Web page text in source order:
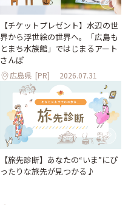
【チケットプレゼント】水辺の世
界から浮世絵の世界へ。「広島も
とまち水族館」ではじまるアート
さんぽ
広島県 [PR] 2026.07.31
【旅先診断】あなたの“いま”にぴ
ったりな旅先が見つかる♪